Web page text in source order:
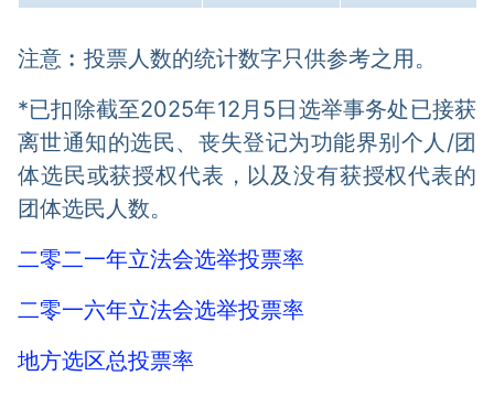
注意︰投票人数的统计数字只供参考之用。
*已扣除截至2025年12月5日选举事务处已接获
离世通知的选民、丧失登记为功能界别个人/团
体选民或获授权代表，以及没有获授权代表的
团体选民人数。
二零二一年立法会选举投票率
二零一六年立法会选举投票率
地方选区总投票率